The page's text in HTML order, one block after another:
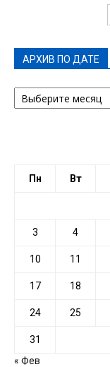
АРХИВ ПО ДАТЕ
АРХИВ
ПО
Пн Вт
3 4
10 11
17 18
24 25
31
« Фев